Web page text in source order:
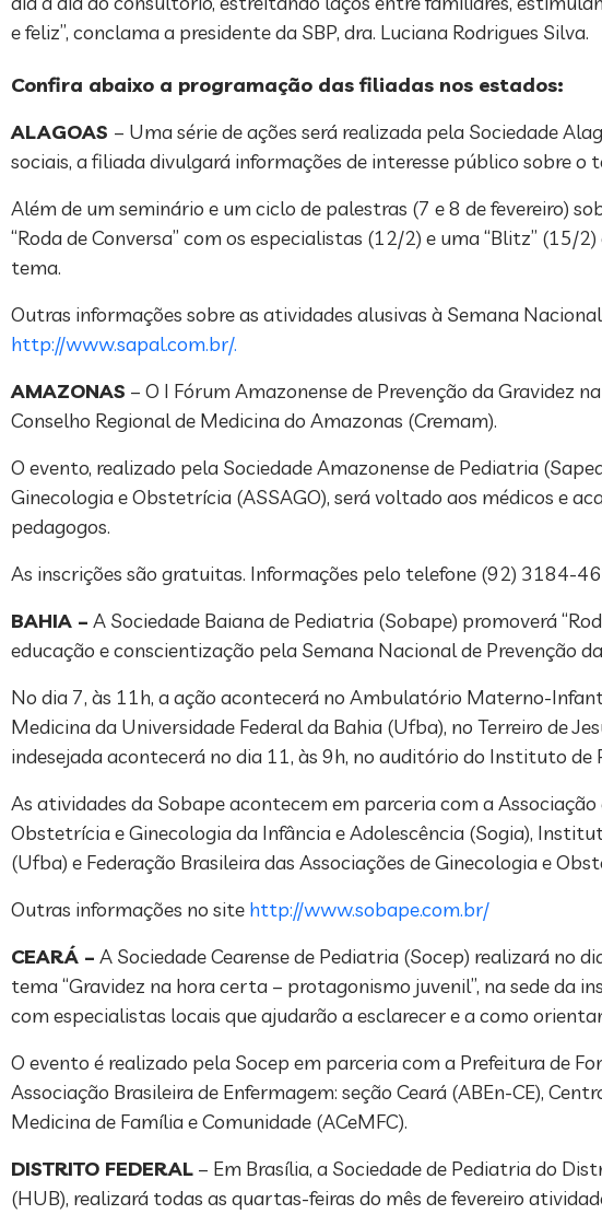
e feliz”, conclama a presidente da SBP, dra. Luciana Rodrigues Silva.
Confira abaixo a programação das filiadas nos estados:
ALAGOAS – Uma série de ações será realizada pela Sociedade
sociais, a filiada divulgará informações de interesse público sobre
Além de um seminário e um ciclo de palestras (7 e 8 de fevereiro)
“Roda de Conversa” com os especialistas (12/2) e uma “Blitz”
tema.
Outras informações sobre as atividades alusivas à Semana
http://www.sapal.com.br/.
AMAZONAS – O I Fórum Amazonense de Prevenção da Gravidez
Conselho Regional de Medicina do Amazonas (Cremam).
O evento, realizado pela Sociedade Amazonense de Pediatria
Ginecologia e Obstetrícia (ASSAGO), será voltado aos médicos e
pedagogos.
As inscrições são gratuitas. Informações pelo telefone (92) 3184-
BAHIA – A Sociedade Baiana de Pediatria (Sobape) promoverá
educação e conscientização pela Semana Nacional de Prevenção
No dia 7, às 11h, a ação acontecerá no Ambulatório Materno-
Medicina da Universidade Federal da Bahia (Ufba), no Terreiro de
indesejada acontecerá no dia 11, às 9h, no auditório do Instituto de
As atividades da Sobape acontecem em parceria com a
Obstetrícia e Ginecologia da Infância e Adolescência (Sogia),
(Ufba) e Federação Brasileira das Associações de Ginecologia e
Outras informações no site http://www.sobape.com.br/
CEARÁ – A Sociedade Cearense de Pediatria (Socep) realizará no
tema “Gravidez na hora certa – protagonismo juvenil”, na sede da
com especialistas locais que ajudarão a esclarecer e a como
O evento é realizado pela Socep em parceria com a Prefeitura de
Associação Brasileira de Enfermagem: seção Ceará (ABEn-CE),
Medicina de Família e Comunidade (ACeMFC).
DISTRITO FEDERAL – Em Brasília, a Sociedade de Pediatria do
(HUB), realizará todas as quartas-feiras do mês de fevereiro